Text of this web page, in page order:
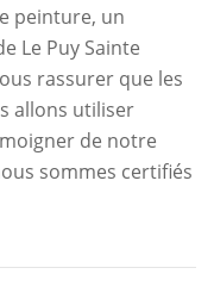
peinture, un
Le Puy Sainte
rassurer que les
allons utiliser
de notre
sommes certifiés